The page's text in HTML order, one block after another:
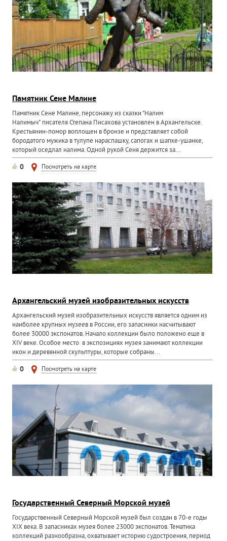
Памятник Сене Малине
Памятник Сене Малине, персонажу из сказки "Налим
Налимыч" писателя Степана Писахова установлен в Архангельске.
Крестьянин-помор воплощен в бронзе и представляет собой
бородатого мужика в тулупе нараспашку, сапогах и шапке-ушанке,
который оседлал налима. Одной рукой Сеня держится за...
0 Посмотреть на карте
Архангельский музей изобразительных искусств
Архангельский музей изобразительных искусств является одним из
наиболее крупных музеев в России, его запасники насчитывают
более 30000 экспонатов. Начало коллекции было положено еще в
XIV веке. Особое место в экспозициях музея занимают коллекции
икон и деревянной скульптуры, которые собраны...
0 Посмотреть на карте
Государственный Северный Морской музей
Государственный Северный Морской музей был создан в 70-е годы
XIX века. В запасниках музея более 23000 экспонатов. Тематика
коллекций разнообразна, охватывает историю судостроения, период